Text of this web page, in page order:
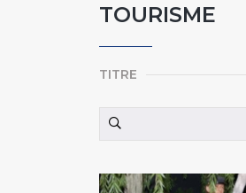
TOURISME
TITRE
Pages